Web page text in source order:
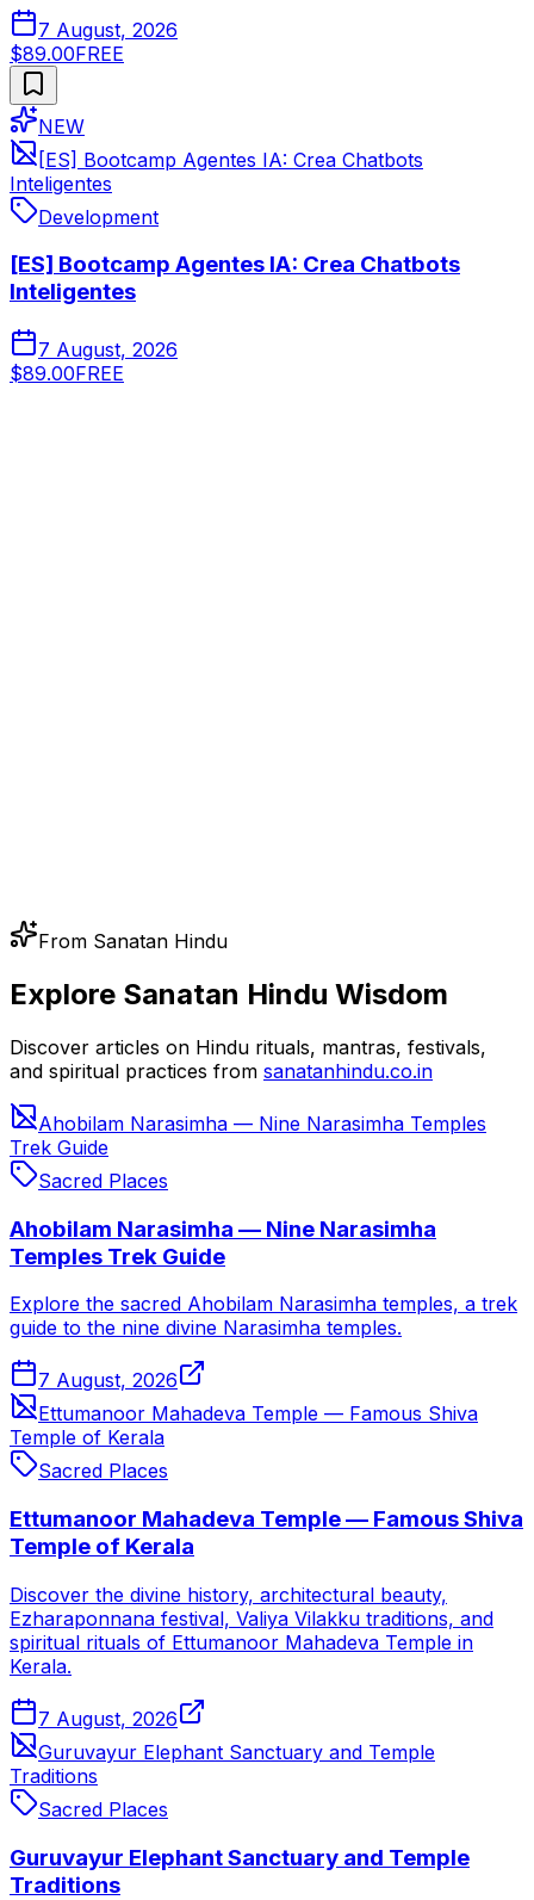
7 August, 2026
$89.00FREE
NEW
[ES] Bootcamp Agentes IA: Crea Chatbots
Inteligentes
Development
[ES] Bootcamp Agentes IA: Crea Chatbots
Inteligentes
7 August, 2026
$89.00FREE
From Sanatan Hindu
Explore Sanatan Hindu Wisdom
Discover articles on Hindu rituals, mantras, festivals,
and spiritual practices from sanatanhindu.co.in
Ahobilam Narasimha — Nine Narasimha Temples
Trek Guide
Sacred Places
Ahobilam Narasimha — Nine Narasimha
Temples Trek Guide
Explore the sacred Ahobilam Narasimha temples, a trek
guide to the nine divine Narasimha temples.
7 August, 2026
Ettumanoor Mahadeva Temple — Famous Shiva
Temple of Kerala
Sacred Places
Ettumanoor Mahadeva Temple — Famous Shiva
Temple of Kerala
Discover the divine history, architectural beauty,
Ezharaponnana festival, Valiya Vilakku traditions, and
spiritual rituals of Ettumanoor Mahadeva Temple in
Kerala.
7 August, 2026
Guruvayur Elephant Sanctuary and Temple
Traditions
Sacred Places
Guruvayur Elephant Sanctuary and Temple
Traditions